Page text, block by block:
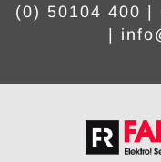
(0) 50104 400 |
info